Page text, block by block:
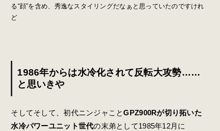
る“顔”を含め、秀逸なスタイリングだなぁと思っていたのですけれ
ど
1986年からは水冷化されて反転大攻勢……
と思いきや
そしてそして、初代ニンジャことGPZ900Rが切り拓いた
水冷パワーユニット世代の末弟として1985年12月に